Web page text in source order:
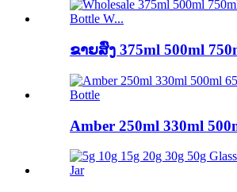
ຂາຍສົ່ງ 375ml 500ml
Amber 250ml 330ml